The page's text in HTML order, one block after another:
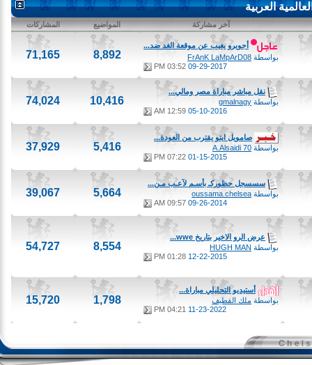
العربية
آخر مشاركة المواضيع المشاركات
أجويرو يغيب عن موقعة الغد ضد...
بواسطةFrAnK LaMpArD08
09-29-2017
03:52 PM
8,892
71,165
نقل مباشر مباراة مصر ومالي...
بواسطةgmalnagy
05-10-2016
12:59 AM
10,416
74,024
صامويل ايتو يقترب من العودة...
بواسطةA.Alsaidi 70
01-15-2015
07:22 PM
5,416
37,929
سسسجل حظوركـ بأسـم لآعـب مـن...
بواسطةoussama.chelsea
09-26-2014
09:57 AM
5,664
39,067
عرض الرو الاخير بتاريخ wwe...
بواسطةHUGH MAN
12-22-2015
01:28 PM
8,554
54,727
أستيديو التحليلي مباراة...
بواسطةملك القطيف
11-23-2022
04:21 PM
1,798
15,720